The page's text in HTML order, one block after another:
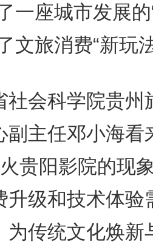
一座城市发展
文旅消费“新玩
会科学院贵州
副主任邓小海看
火贵阳影院的现
升级和技术体验
为传统文化焕新